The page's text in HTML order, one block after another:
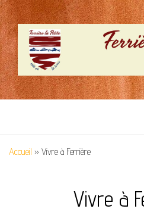
SITE
Cité de la terre
Accueil » Vivre à Ferrière
Vivre à